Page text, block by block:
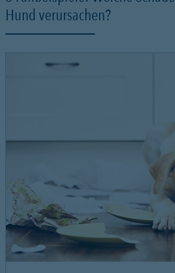
Hund verursachen?